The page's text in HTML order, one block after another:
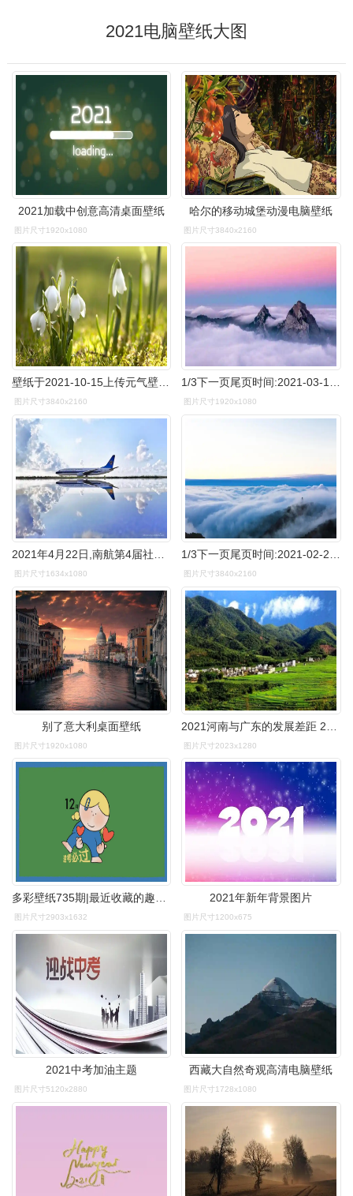
2021电脑壁纸大图
2021加载中创意高清桌面壁纸
图片尺寸1920x1080
哈尔的移动城堡动漫电脑壁纸
图片尺寸3840x2160
壁纸于2021-10-15上传元气壁纸平台,【绿地白花】壁纸是一款电脑壁纸
图片尺寸3840x2160
1/3下一页尾页时间:2021-03-11浏览:(235)标签:格式:jpg热门壁纸标签
图片尺寸1920x1080
图片尺寸1634x1080 图片尺寸3840x2160
别了意大利桌面壁纸
图片尺寸1920x1080 图片尺寸2023x1280
多彩壁纸735期|最近收藏的趣味电脑ipad壁纸 2021倒计时1天
图片尺寸2903x1632
2021年新年背景图片
图片尺寸1200x675
2021中考加油主题
图片尺寸5120x2880
西藏大自然奇观高清电脑壁纸
图片尺寸1728x1080